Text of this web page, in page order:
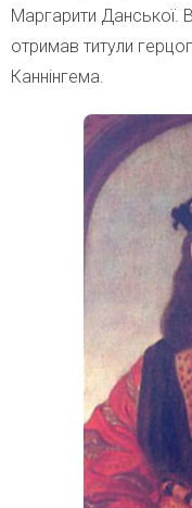
Маргарити Данської.
отримав титули
Каннінгема.